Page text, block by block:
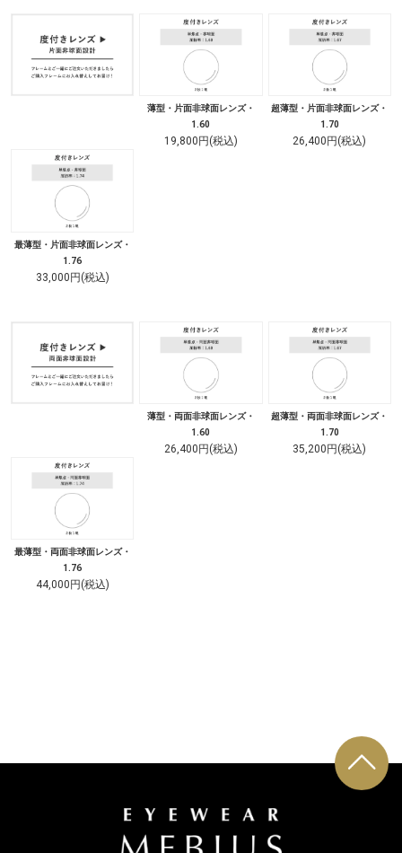
薄型・片面非球面レンズ・
1.60
19,800円(税込)
超薄型・片面非球面レンズ・
1.70
26,400円(税込)
最薄型・片面非球面レンズ・
1.76
33,000円(税込)
薄型・両面非球面レンズ・
1.60
26,400円(税込)
超薄型・両面非球面レンズ・
1.70
35,200円(税込)
最薄型・両面非球面レンズ・
1.76
44,000円(税込)